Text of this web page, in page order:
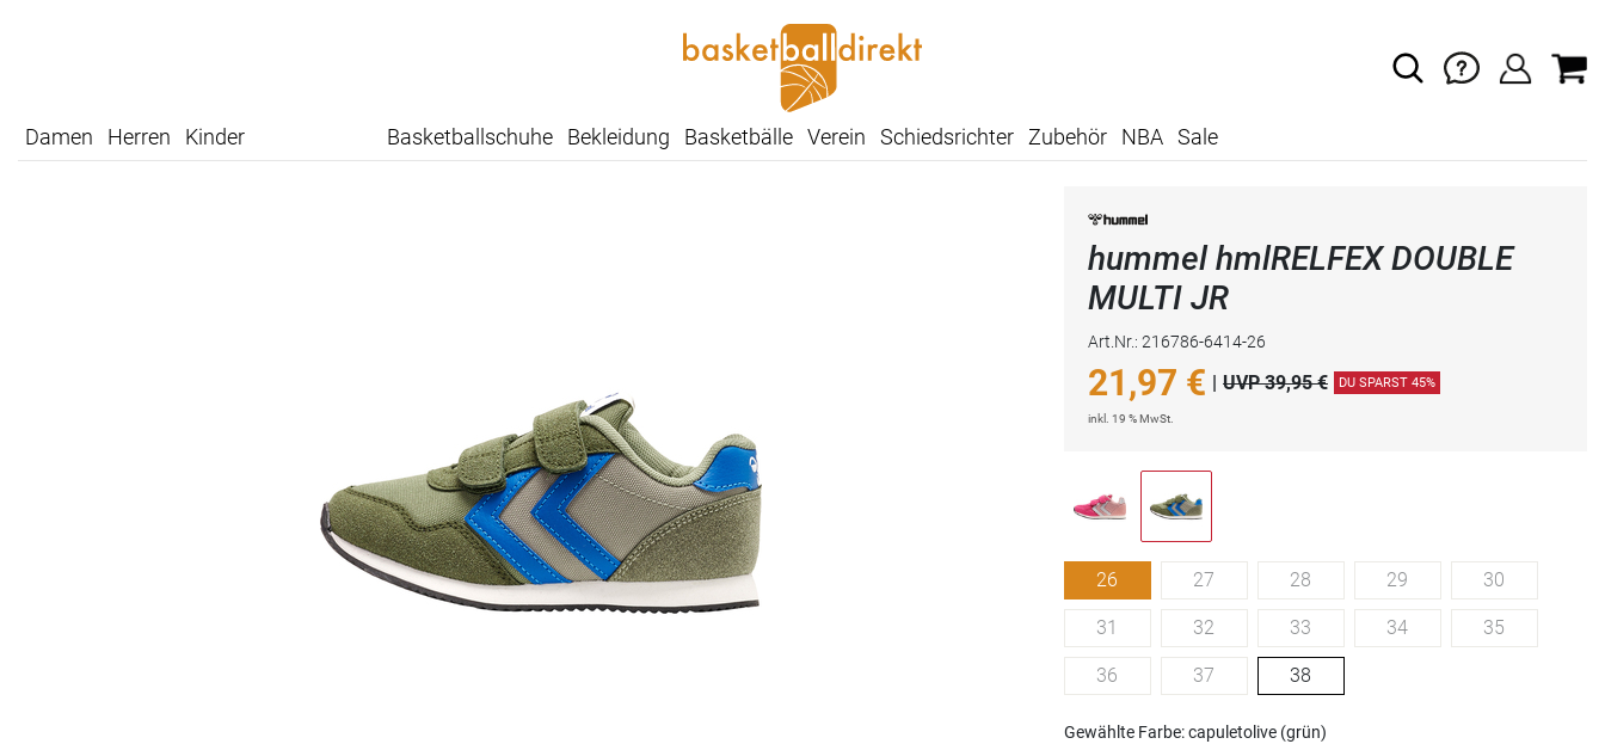
Damen Herren Kinder Basketballschuhe Bekleidung Basketbälle Verein Schiedsrichter Zubehör NBA Sale
hummel hmlRELFEX DOUBLE
MULTI JR
Art.Nr.: 216786-6414-26
21,97 € | UVP 39,95 € DU SPARST 45%
inkl. 19 % MwSt.
26 27 28 29 30
31 32 33 34 35
36 37 38
Gewählte Farbe: capuletolive (grün)